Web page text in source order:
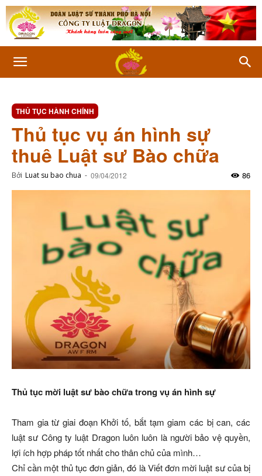
THỦ TỤC HÀNH CHÍNH
Thủ tục vụ án hình sự
thuê Luật sư Bào chữa
Bởi Luat su bao chua - 09/04/2012 86
Thủ tục mời luật sư bào chữa trong vụ án hình sự
Tham gia từ giai đoạn Khởi tố, bắt tạm giam các bị can, các
luật sư Công ty luật Dragon luôn luôn là người bảo vệ quyền,
lợi ích hợp pháp tốt nhất cho thân chủ của mình…
Chỉ cần một thủ tục đơn giản, đó là Viết đơn mời luật sư của bị